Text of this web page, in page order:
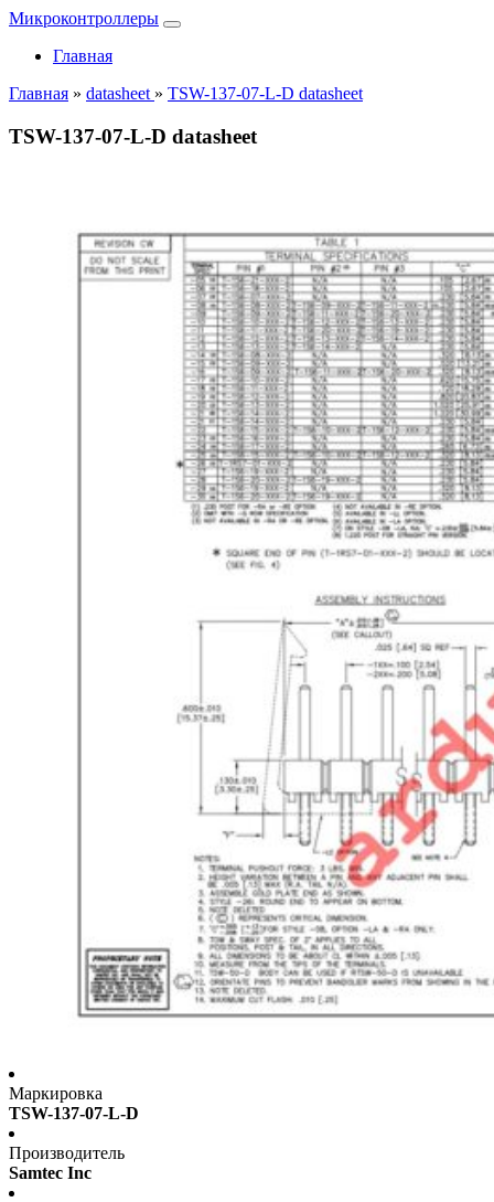
Микроконтроллеры
Главная
Главная » datasheet » TSW-137-07-L-D datasheet
TSW-137-07-L-D datasheet
Маркировка
TSW-137-07-L-D
Производитель
Samtec Inc